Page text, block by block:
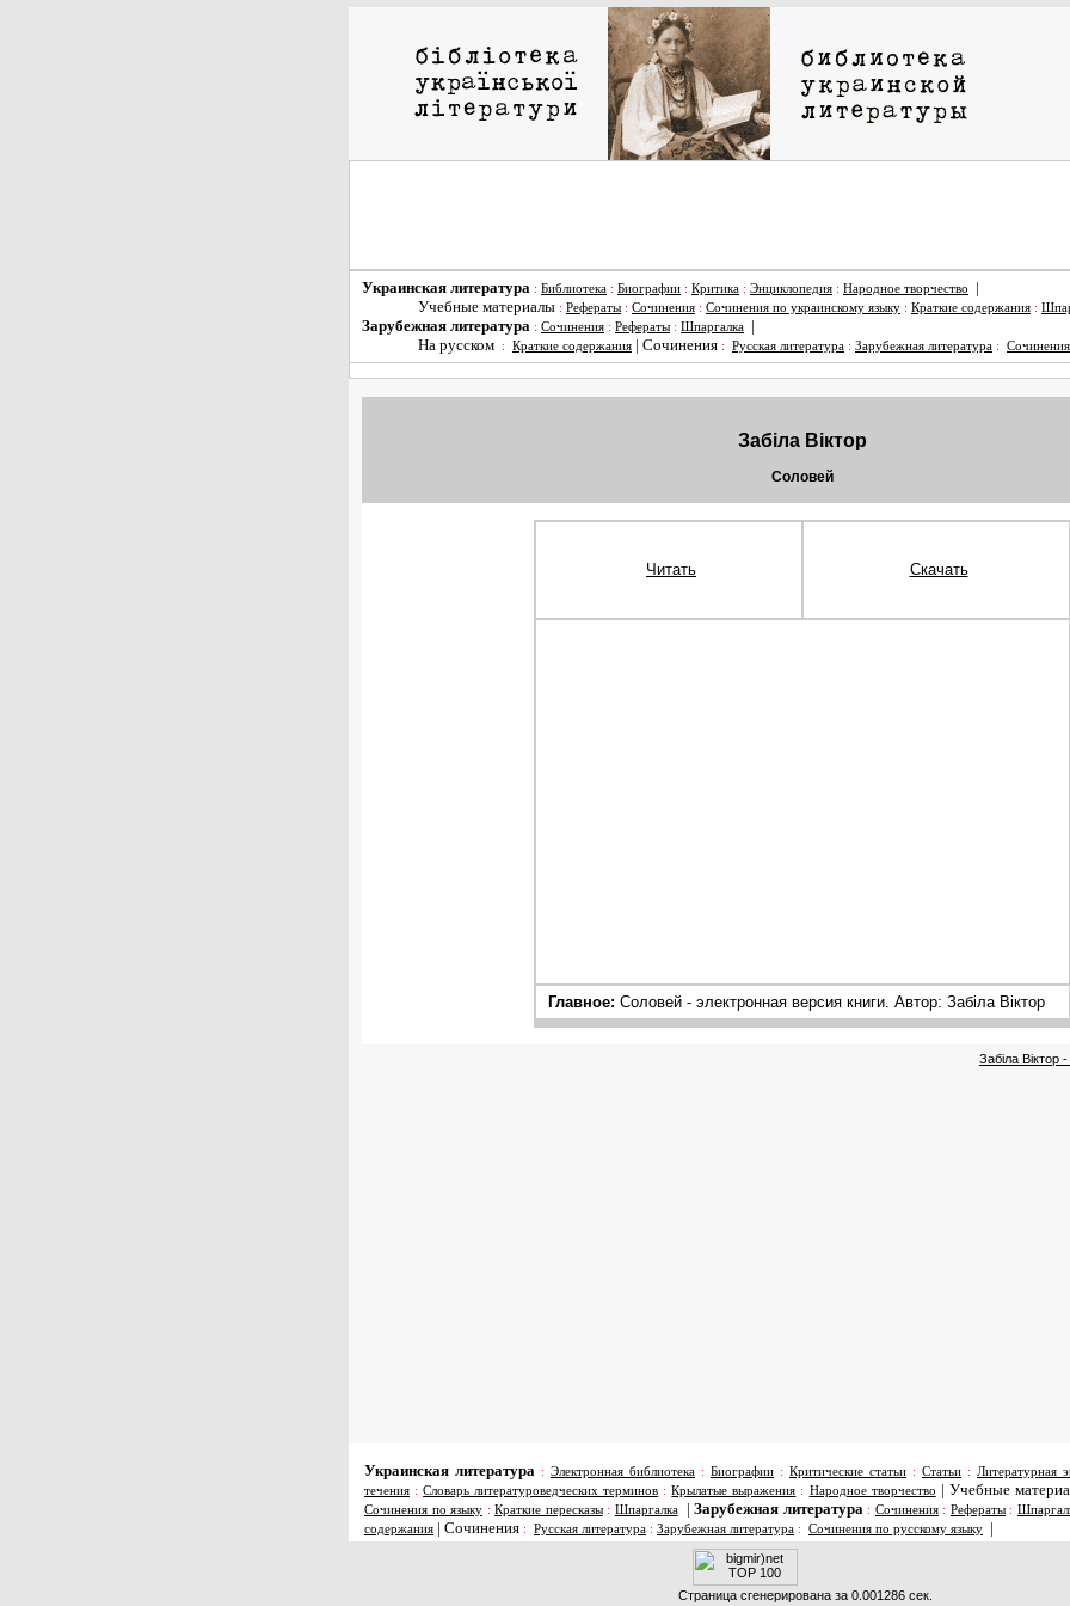
Украинская литература : Библиотека : Биографии : Критика : Энциклопедия : Народное творчество
|
Учебные материалы : Рефераты : Сочинения : Сочинения по украинскому языку : Краткие содержания :
Зарубежная литература : Сочинения : Рефераты : Шпаргалка
|
На русском
: Краткие содержания | Сочинения : Русская литература : Зарубежная литература :
Забіла Віктор
Соловей
Читать Скачать
Главное: Соловей - электронная версия книги. Автор: Забіла Віктор
Забіла Віктор
Украинская литература : Электронная библиотека : Биографии : Критические статьи : Статьи : Литературная
течения :Словарь литературоведческих терминов :Крылатые выражения : Народное творчество | Учебные
Сочинения по языку :Краткие пересказы: Шпаргалка | Зарубежная литература : Сочинения: Рефераты:
содержания | Сочинения : Русская литература : Зарубежная литература : Сочинения по русскому языку |
Страница сгенерирована за 0.001286 сек.